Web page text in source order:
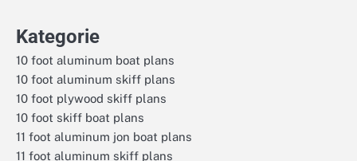
Kategorie
10 foot aluminum boat plans
10 foot aluminum skiff plans
10 foot plywood skiff plans
10 foot skiff boat plans
11 foot aluminum jon boat plans
11 foot aluminum skiff plans